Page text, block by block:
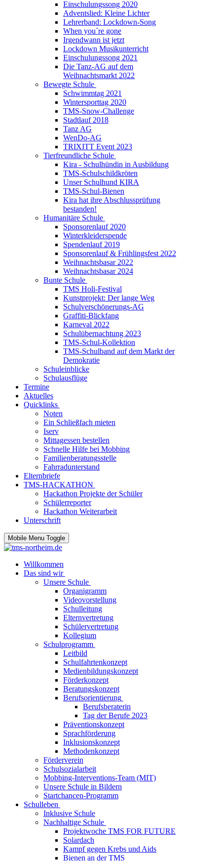
Einschulungssong 2020
Adventslied: Kleine Lichter
Lehrerband: Lockdown-Song
When you´re gone
Irgendwann ist jetzt
Lockdown Musikunterricht
Einschulungssong 2021
Die Tanz-AG auf dem
Weihnachtsmarkt 2022
Bewegte Schule
Schwimmtag 2021
Wintersporttag 2020
TMS-Snow-Challenge
Stadtlauf 2018
Tanz AG
WenDo-AG
TRIXITT Event 2023
Tierfreundliche Schule
Kira - Schulhündin in Ausbildung
TMS-Schulschildkröten
Unser Schulhund KIRA
TMS-Schul-Bienen
Kira hat ihre Abschlussprüfung
bestanden!
Humanitäre Schule
Sponsorenlauf 2020
Winterkleiderspende
Spendenlauf 2019
Sponsorenlauf & Frühlingsfest 2022
Weihnachtsbasar 2022
Weihnachtsbasar 2024
Bunte Schule
TMS Holi-Festival
Kunstprojekt: Der lange Weg
Schulverschönerungs-AG
Graffiti-Blickfang
Karneval 2022
Schulübernachtung 2023
TMS-Schul-Kollektion
TMS-Schulband auf dem Markt der
Demokratie
Schuleinblicke
Schulausflüge
Termine
Aktuelles
Quicklinks
Noten
Ein Schließfach mieten
Iserv
Mittagessen bestellen
Schnelle Hilfe bei Mobbing
Familienberatungsstelle
Fahrradunterstand
Elternbriefe
TMS-HACKATHON
Hackathon Projekte der Schüler
Schülerreporter
Hackathon Weiterarbeit
Unterschrift
Mobile Menu Toggle
Willkommen
Das sind wir
Unsere Schule
Organigramm
Videovorstellung
Schulleitung
Elternvertretung
Schülervertretung
Kollegium
Schulprogramm
Leitbild
Schulfahrtenkonzept
Medienbildungskonzept
Förderkonzept
Beratungskonzept
Berufsorientierung
Berufsberaterin
Tag der Berufe 2023
Präventionskonzept
Sprachförderung
Inklusionskonzept
Methodenkonzept
Förderverein
Schulsozialarbeit
Mobbing-Interventions-Team (MIT)
Unsere Schule in Bildern
Startchancen-Programm
Schulleben
Inklusive Schule
Nachhaltige Schule
Projektwoche TMS FOR FUTURE
Solardach
Kampf gegen Krebs und Aids
Bienen an der TMS